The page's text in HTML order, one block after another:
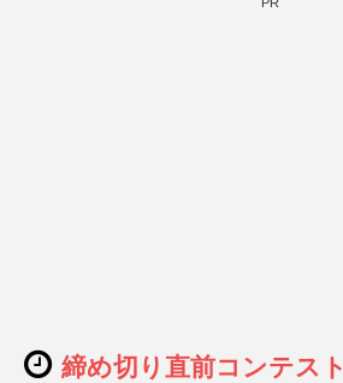
締め切り直前コンテスト